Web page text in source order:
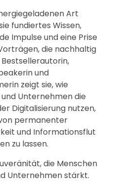
Art
fundiertes Wissen,
Impulse und eine Prise
die nachhaltig
und
zeigt sie, wie
Unternehmen die
Digitalisierung nutzen,
permanenter
und Informationsflut
zu lassen.
die Menschen
Unternehmen stärkt.